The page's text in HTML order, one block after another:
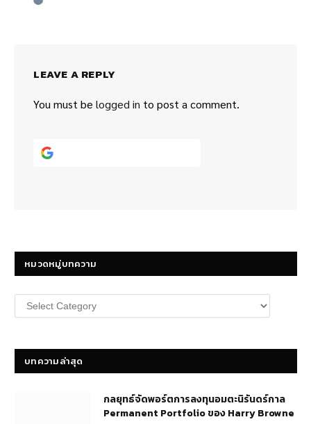
LEAVE A REPLY
You must be logged in to post a comment.
หมวดหมู่บทความ
หมวด
หมู่
บทความล่าสุด
กลยุทธ์​จัดพอร์ตการลงทุนอมตะนิรันดร์กาล
Permanent Portfolio ของ Harry Browne